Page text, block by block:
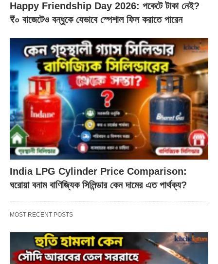
Happy Friendship Day 2026: পকেটে টাকা নেই?
₹০ বাজেটেও বন্ধুকে যেভাবে স্পেশাল ফিল করাতে পারেন
India LPG Cylinder Price Comparison:
ঘরোয়া বনাম বাণিজ্যিক সিলিন্ডার কেন দামের এত পার্থক্য?
MOST RECENT POSTS